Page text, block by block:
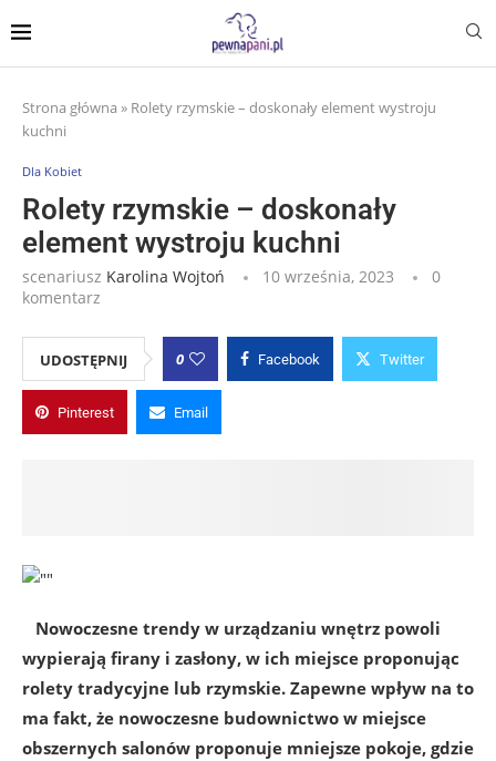
Strona główna » Rolety rzymskie – doskonały element wystroju
kuchni
Dla Kobiet
Rolety rzymskie – doskonały
element wystroju kuchni
scenariusz Karolina Wojtoń 10 września, 2023
0
komentarz
UDOSTĘPNIJ 0 Facebook Twitter
Pinterest Email
Nowoczesne trendy w urządzaniu wnętrz powoli
wypierają firany i zasłony, w ich miejsce proponując
rolety tradycyjne lub rzymskie. Zapewne wpływ na to
ma fakt, że nowoczesne budownictwo w miejsce
obszernych salonów proponuje mniejsze pokoje, gdzie